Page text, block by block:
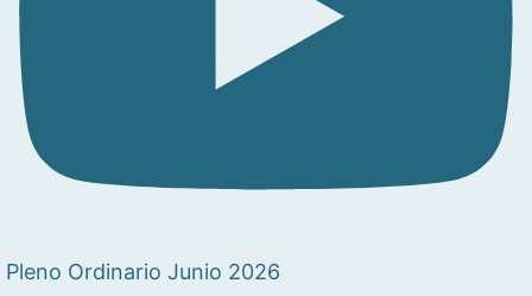
Pleno Ordinario Junio 2026